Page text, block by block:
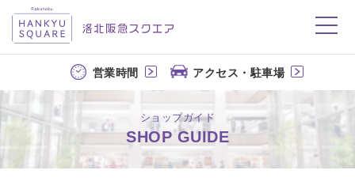
洛北阪急スクエア
営業時間 アクセス・駐車場
ショップガイド
SHOP GUIDE